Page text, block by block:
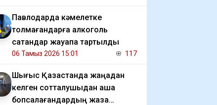
Павлодарда кәмелетке
толмағандарға алкоголь
сатқандар жауапқа тартылды
06 Тамыз 2026 15:01 117
Шығыс Қазақстанда жаңадан
келген сотталушыдан ақша
бопсалағандардың жаза